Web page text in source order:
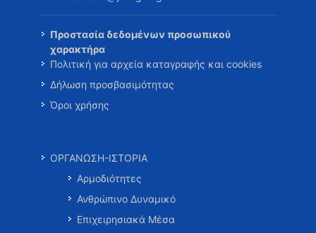
Προστασία δεδομένων προσωπικού
χαρακτήρα
Πολιτική για αρχεία καταγραφής και cookies
Δήλωση προσβασιμότητας
Όροι χρήσης
ΟΡΓΑΝΩΣΗ-ΙΣΤΟΡΙΑ
Αρμοδιότητες
Ανθρώπινο Δυναμικό
Επιχειρησιακά Μέσα